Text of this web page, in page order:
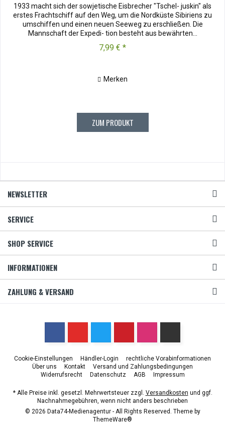
1933 macht sich der sowjetische Eisbrecher "Tschel- juskin" als
erstes Frachtschiff auf den Weg, um die Nordküste Sibiriens zu
umschiffen und einen neuen Seeweg zu erschließen. Die
Mannschaft der Expedi- tion besteht aus bewährten...
7,99 € *
Merken
ZUM PRODUKT
NEWSLETTER
SERVICE
SHOP SERVICE
INFORMATIONEN
ZAHLUNG & VERSAND
Cookie-Einstellungen Händler-Login
rechtliche Vorabinformationen
Über uns
Kontakt
Versand und Zahlungsbedingungen
Widerrufsrecht
Datenschutz AGB Impressum
* Alle Preise inkl. gesetzl. Mehrwertsteuer zzgl. Versandkosten und ggf.
Nachnahmegebühren, wenn nicht anders beschrieben
© 2026 Data74-Medienagentur - All Rights Reserved. Theme by
ThemeWare®